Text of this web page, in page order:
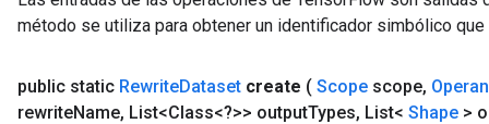
método se utiliza para obtener un identificador simbólico
public static RewriteDataset create ( Scope scope,
rewriteName, List<Class<?>> outputTypes, List< Shape >